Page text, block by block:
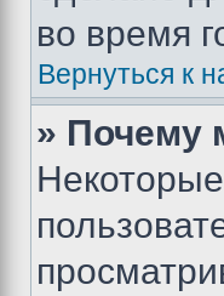
во время
Вернуться к
» Почему